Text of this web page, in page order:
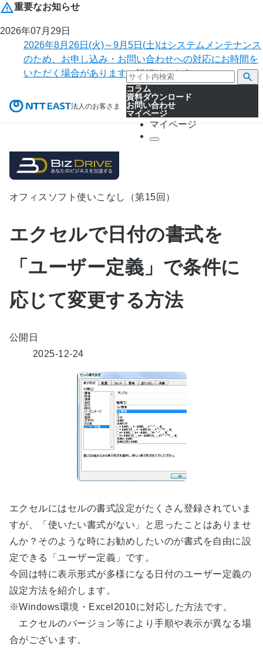
重要なお知らせ
2026年07月29日
2026年8月26日(火)～9月5日(土)はシステムメンテナンス
のため、お申し込み・お問い合わせへの対応にお時間を
いただく場合があります。詳細はこちら。
法人のお客さま
コラム
資料ダウンロード
お問い合わせ
マイページ
マイページ
オフィスソフト使いこなし（第15回）
エクセルで日付の書式を
「ユーザー定義」で条件に
応じて変更する方法
公開日
2025-12-24
エクセルにはセルの書式設定がたくさん登録されていま
すが、「使いたい書式がない」と思ったことはありませ
んか？そのような時にお勧めしたいのが書式を自由に設
定できる「ユーザー定義」です。
今回は特に表示形式が多様になる日付のユーザー定義の
設定方法を紹介します。
※Windows環境・Excel2010に対応した方法です。
エクセルのバージョン等により手順や表示が異なる場
合がございます。